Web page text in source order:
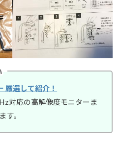
厳選して紹介！
対応の高解像度モニターま
す。